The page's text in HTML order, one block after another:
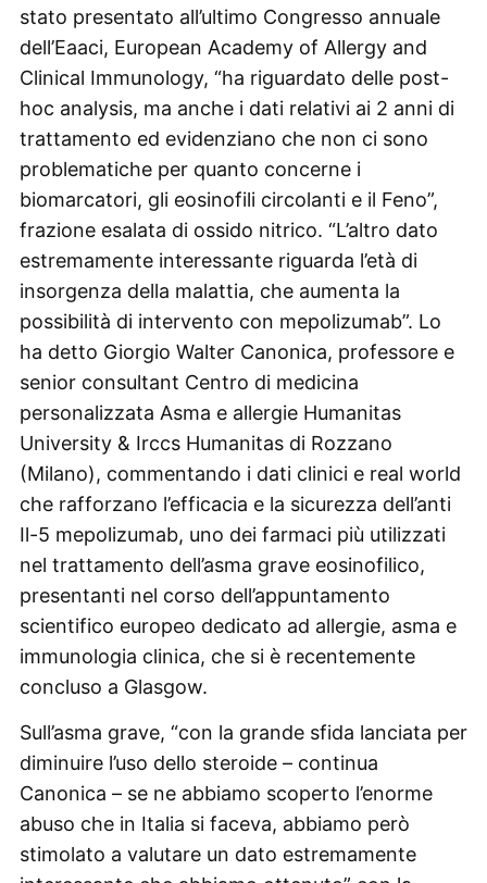
stato presentato all’ultimo Congresso annuale
dell’Eaaci, European Academy of Allergy and
Clinical Immunology, “ha riguardato delle post-
hoc analysis, ma anche i dati relativi ai 2 anni di
trattamento ed evidenziano che non ci sono
problematiche per quanto concerne i
biomarcatori, gli eosinofili circolanti e il Feno”,
frazione esalata di ossido nitrico. “L’altro dato
estremamente interessante riguarda l’età di
insorgenza della malattia, che aumenta la
possibilità di intervento con mepolizumab”. Lo
ha detto Giorgio Walter Canonica, professore e
senior consultant Centro di medicina
personalizzata Asma e allergie Humanitas
University & Irccs Humanitas di Rozzano
(Milano), commentando i dati clinici e real world
che rafforzano l’efficacia e la sicurezza dell’anti
Il-5 mepolizumab, uno dei farmaci più utilizzati
nel trattamento dell’asma grave eosinofilico,
presentanti nel corso dell’appuntamento
scientifico europeo dedicato ad allergie, asma e
immunologia clinica, che si è recentemente
concluso a Glasgow.
Sull’asma grave, “con la grande sfida lanciata per
diminuire l’uso dello steroide – continua
Canonica – se ne abbiamo scoperto l’enorme
abuso che in Italia si faceva, abbiamo però
stimolato a valutare un dato estremamente